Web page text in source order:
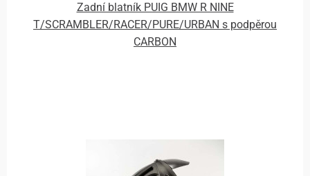
Zadní blatník PUIG BMW R NINE
T/SCRAMBLER/RACER/PURE/URBAN s podpěrou
CARBON